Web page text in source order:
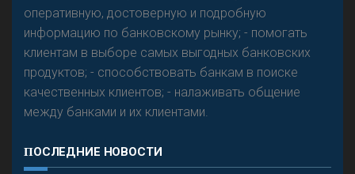
оперативную, достоверную и подробную
информацию по банковскому рынку; - помогать
клиентам в выборе самых выгодных банковских
продуктов; - способствовать банкам в поиске
качественных клиентов; - налаживать общение
между банками и их клиентами.
ПОСЛЕДНИЕ НОВОСТИ